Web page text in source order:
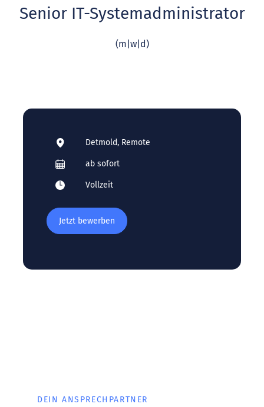
Senior IT-Systemadministrator
(m|w|d)
Detmold, Remote
ab sofort
Vollzeit
Jetzt bewerben
DEIN ANSPRECHPARTNER